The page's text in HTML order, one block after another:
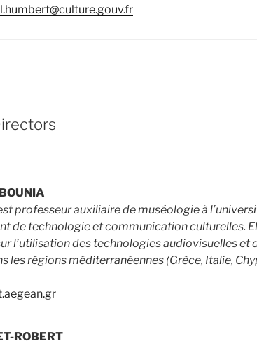
professeur auxiliaire de muséologie à
de technologie et communication culturelles.
l’utilisation des technologies audiovisuelles et
les régions méditerranéennes (Grèce, Italie,
ROBERT